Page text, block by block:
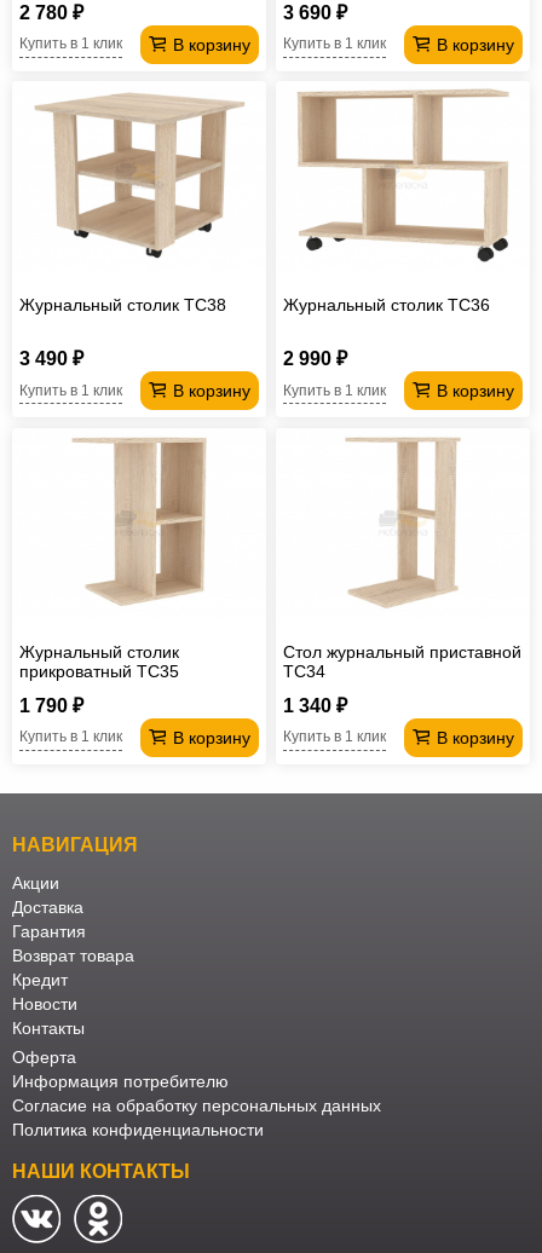
2 780 ₽
В корзину
Купить в 1 клик
3 690 ₽
В корзину
Купить в 1 клик
Журнальный столик TC38
3 490 ₽
В корзину
Купить в 1 клик
Журнальный столик TC36
2 990 ₽
В корзину
Купить в 1 клик
Журнальный столик
прикроватный TC35
1 790 ₽
В корзину
Купить в 1 клик
Стол журнальный приставной
TC34
1 340 ₽
В корзину
Купить в 1 клик
НАВИГАЦИЯ
Акции
Доставка
Гарантия
Возврат товара
Кредит
Новости
Контакты
Оферта
Информация потребителю
Согласие на обработку персональных данных
Политика конфиденциальности
НАШИ КОНТАКТЫ